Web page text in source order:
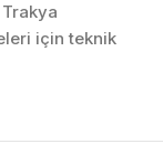
için teknik